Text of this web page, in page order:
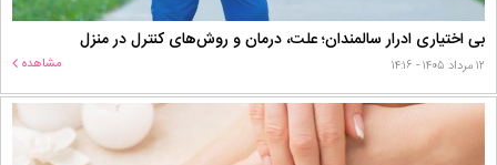
بی اختیاری ادرار سالمندان؛ علت، درمان و روش‌های کنترل در منزل
۱۲ مرداد ۱۴۰۵ - ۱۴:۱۶ مشاهده